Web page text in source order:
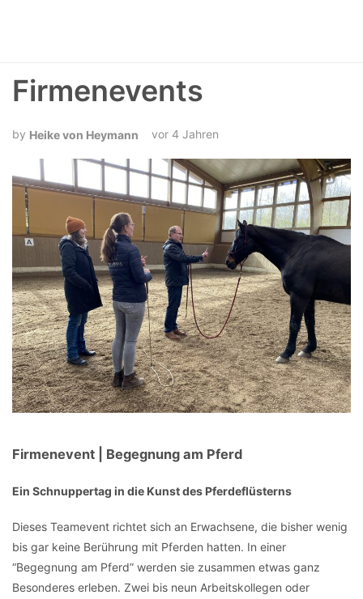
Firmenevents
Heike von Heymann vor 4 Jahren
Firmenevent | Begegnung am Pferd
Ein Schnuppertag in die Kunst des Pferdeflüsterns
Dieses Teamevent richtet sich an Erwachsene, die bisher wenig
bis gar keine Berührung mit Pferden hatten. In einer
“Begegnung am Pferd” werden sie zusammen etwas ganz
Besonderes erleben. Zwei bis neun Arbeitskollegen oder